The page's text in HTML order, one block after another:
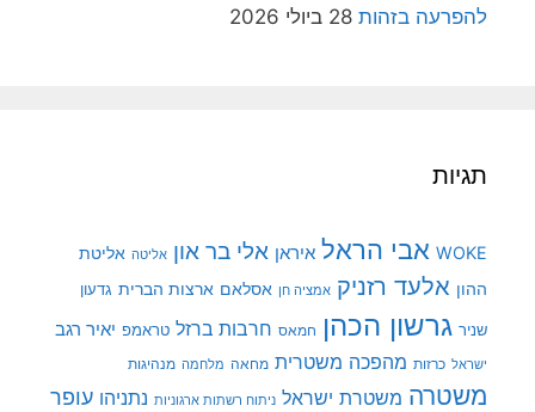
להפרעה בזהות 28 ביולי 2026
תגיות
WOKE אבי הראל איראן אלי בר און אליטה אליטת
ההון אלעד רזניק אמציה חן אסלאם ארצות הברית גדעון
שניר גרשון הכהן חמאס חרבות ברזל טראמפ יאיר רגב
ישראל כרזות מהפכה משטרית מחאה מלחמה מנהיגות
משטרה משטרת ישראל ניתוח רשתות ארגוניות נתניהו עופר